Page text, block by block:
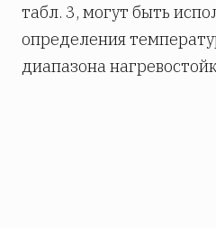
табл. 3, могут быть
определения
диапазона